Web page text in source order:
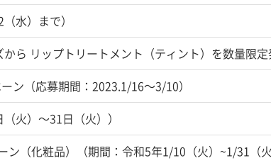
水）まで）
ら リップトリートメント（ティント）を数量限
ン（応募期間：2023.1/16～3/10）
火）～31日（火））
ン（化粧品）（期間：令和5年1/10（火）~1/31（